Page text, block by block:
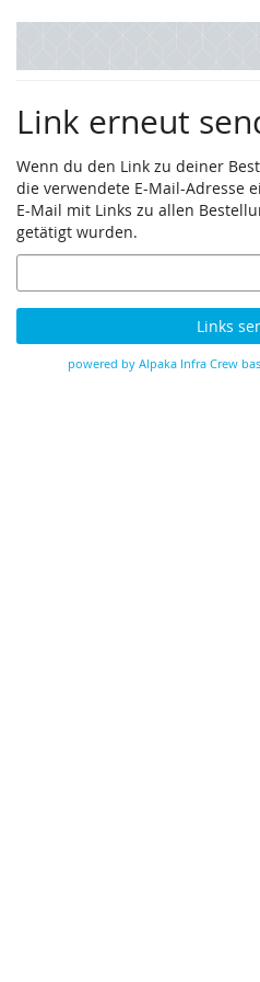
Zum
hackt
Lab
Berlin
Link erneut
Wenn du den Link zu deiner
die verwendete E-Mail-Adresse
E-Mail mit Links zu allen
getätigt wurden.
E-
Mail
Links
powered by Alpaka Infra Crew